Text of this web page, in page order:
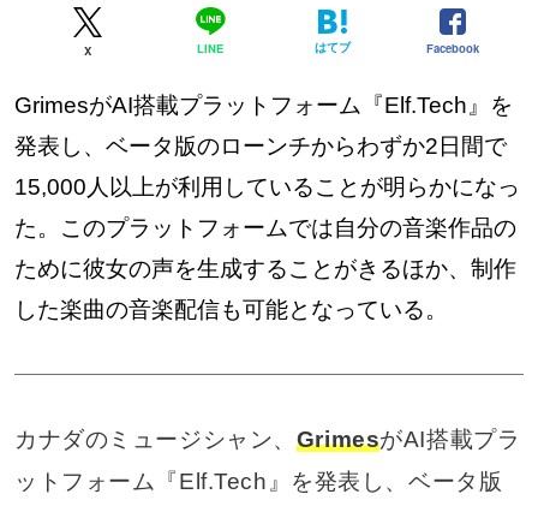
X LINE はてブ Facebook
GrimesがAI搭載プラットフォーム『Elf.Tech』を
発表し、ベータ版のローンチからわずか2日間で
15,000人以上が利用していることが明らかになっ
た。このプラットフォームでは自分の音楽作品の
ために彼女の声を生成することがきるほか、制作
した楽曲の音楽配信も可能となっている。
カナダのミュージシャン、 GrimesがAI搭載プラ
ットフォーム『Elf.Tech』を発表し、ベータ版